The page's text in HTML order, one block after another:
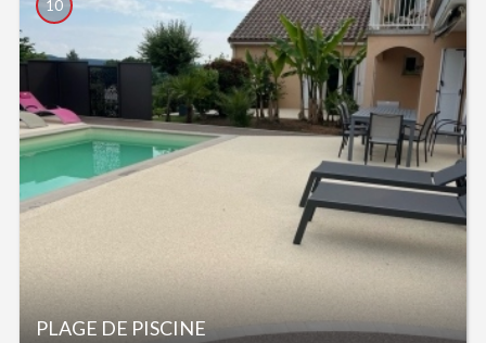
PLAGE DE PISCINE
10